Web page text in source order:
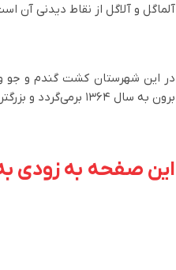
آلماگل و آلاگل از نقاط دیدنی آن
برون به سال ۱۳۶۴ برمی‌گردد و بزرگترین مزرعه پرورش ماهی به مساحت بیش از ۱۰۰ هکتار در منطقه واقع شده‌است.
این صفحه به زودی